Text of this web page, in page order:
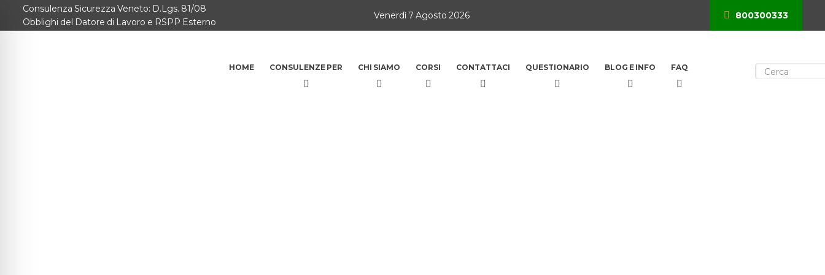
Home
Consulenza Sicurezza Veneto: D.Lgs. 81/08
Obblighi del Datore di Lavoro e RSPP Esterno
Venerdì 7 Agosto 2026 800300333
HOME CONSULENZE PER CHI SIAMO CORSI CONTATTACI QUESTIONARIO BLOG E INFO FAQ